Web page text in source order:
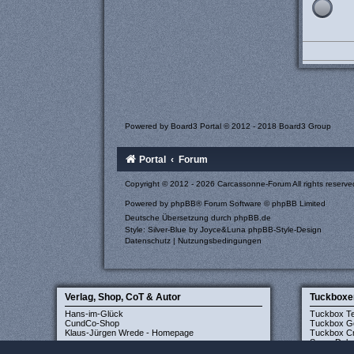
Powered by Board3 Portal© 2012 - 2018 Board3 Group
Portal Forum
Copyright © 2012 - 2026 Carcassonne-Forum All rights
Powered byphpBB® Forum Software © phpBB Limited
Deutsche Übersetzung durchphpBB.de
Style: Silver-Blue by Joyce&Luna phpBB-Style-Design
Datenschutz |Nutzungsbedingungen
Verlag, Shop, CoT & Autor
Hans-im-Glück
CundCo-Shop
Klaus-Jürgen Wrede - Homepage
Tuckbox
Tuckbox
Tuckbox
Super